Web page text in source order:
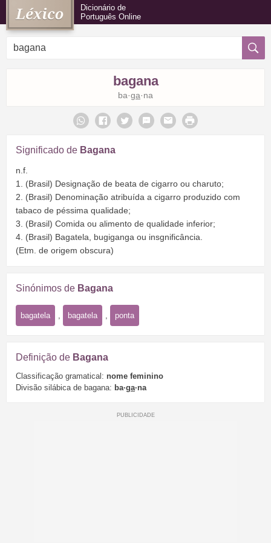
Dicionário de
Português Online
bagana
ba·ga·na
Significado de Bagana
n.f.
1. (Brasil) Designação de beata de cigarro ou charuto;
2. (Brasil) Denominação atribuída a cigarro produzido com
tabaco de péssima qualidade;
3. (Brasil) Comida ou alimento de qualidade inferior;
4. (Brasil) Bagatela, bugiganga ou insgnificância.
(Etm. de origem obscura)
Sinónimos de Bagana
bagatela bagatela ponta
Definição de Bagana
Classificação gramatical: nome feminino
Divisão silábica de bagana: ba·ga·na